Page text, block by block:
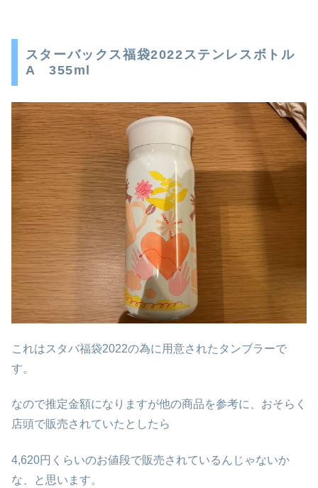
スターバックス福袋2022ステンレスボトル
A 355ml
これはスタバ福袋2022の為に用意されたタンブラーで
す。
なので推定金額になりますが他の商品を参考に、おそらく
店頭で販売されていたとしたら
4,620円くらいのお値段で販売されているんじゃないか
な、と思います。